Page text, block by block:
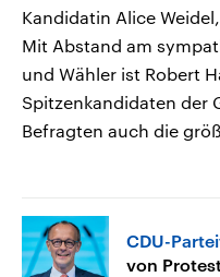
Kandidatin Alice
Mit Abstand am
und Wähler ist Robert
Spitzenkandidaten der
Befragten auch die
CDU-
von